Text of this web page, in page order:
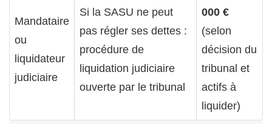
Mandataire
ou
liquidateur
judiciaire
Si la SASU ne peut
pas régler ses dettes :
procédure de
liquidation judiciaire
ouverte par le tribunal
000 €
(selon
décision du
tribunal et
actifs à
liquider)